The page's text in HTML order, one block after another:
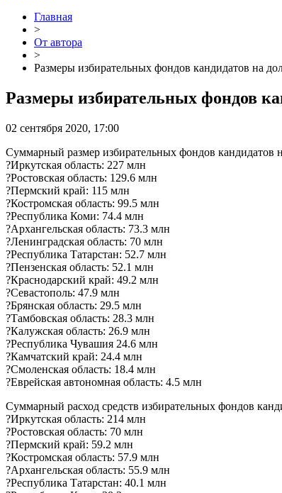
Главная
>
От автора
>
Размеры избирательных фондов кандидатов на
Размеры избирательных фондов
02 сентября 2020, 17:00
Суммарный размер избирательных фондов кандидатов
?Иркутская область: 227 млн
?Ростовская область: 129.6 млн
?Пермский край: 115 млн
?Костромская область: 99.5 млн
?Республика Коми: 74.4 млн
?Архангельская область: 73.3 млн
?Ленинградская область: 70 млн
?Республика Татарстан: 52.7 млн
?Пензенская область: 52.1 млн
?Краснодарский край: 49.2 млн
?Севастополь: 47.9 млн
?Брянская область: 29.5 млн
?Тамбовская область: 28.3 млн
?Калужская область: 26.9 млн
?Республика Чувашия 24.6 млн
?Камчатский край: 24.4 млн
?Смоленская область: 18.4 млн
?Еврейская автономная область: 4.5 млн
Суммарный расход средств избирательных фондов
?Иркутская область: 214 млн
?Ростовская область: 70 млн
?Пермский край: 59.2 млн
?Костромская область: 57.9 млн
?Архангельская область: 55.9 млн
?Республика Татарстан: 40.1 млн